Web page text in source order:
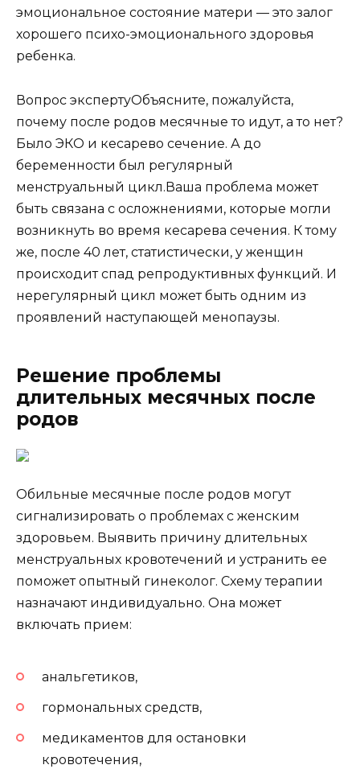
эмоциональное состояние матери — это залог
хорошего психо-эмоционального здоровья
ребенка.
Вопрос экспертуОбъясните, пожалуйста,
почему после родов месячные то идут, а то нет?
Было ЭКО и кесарево сечение. А до
беременности был регулярный
менструальный цикл.Ваша проблема может
быть связана с осложнениями, которые могли
возникнуть во время кесарева сечения. К тому
же, после 40 лет, статистически, у женщин
происходит спад репродуктивных функций. И
нерегулярный цикл может быть одним из
проявлений наступающей менопаузы.
Решение проблемы
длительных месячных после
родов
Обильные месячные после родов могут
сигнализировать о проблемах с женским
здоровьем. Выявить причину длительных
менструальных кровотечений и устранить ее
поможет опытный гинеколог. Схему терапии
назначают индивидуально. Она может
включать прием:
анальгетиков,
гормональных средств,
медикаментов для остановки
кровотечения,